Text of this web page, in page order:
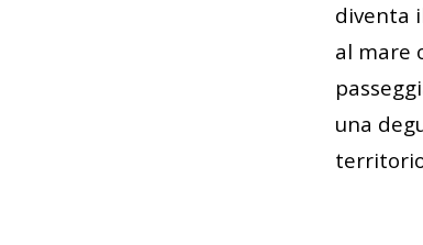
diventa
al mare
una